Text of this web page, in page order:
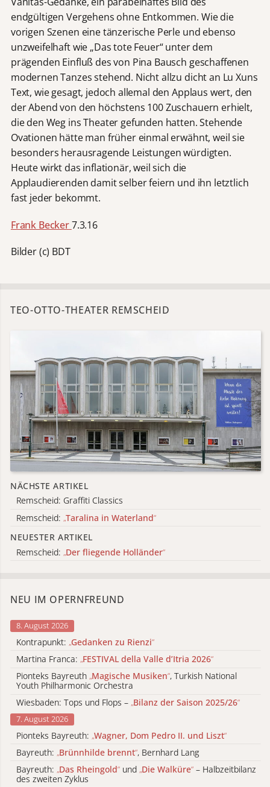
endgültigen Vergehens ohne Entkommen. Wie die
vorigen Szenen eine tänzerische Perle und ebenso
unzweifelhaft wie „Das tote Feuer“ unter dem
prägenden Einfluß des von Pina Bausch geschaffenen
modernen Tanzes stehend. Nicht allzu dicht an Lu Xuns
Text, wie gesagt, jedoch allemal den Applaus wert, den
der Abend von den höchstens 100 Zuschauern erhielt,
die den Weg ins Theater gefunden hatten. Stehende
Ovationen hätte man früher einmal erwähnt, weil sie
besonders herausragende Leistungen würdigten.
Heute wirkt das inflationär, weil sich die
Applaudierenden damit selber feiern und ihn letztlich
fast jeder bekommt.
Frank Becker7.3.16
Bilder (c) BDT
TEO-OTTO-THEATER REMSCHEID
NÄCHSTE ARTIKEL
Remscheid: Graffiti Classics
Remscheid: „Taralina in Waterland“
NEUESTER ARTIKEL
Remscheid: „Der fliegende Holländer“
NEU IM OPERNFREUND
8. August 2026
Kontrapunkt: „Gedanken zu Rienzi“
Martina Franca: „FESTIVAL della Valle d’Itria 2026“
Pionteks Bayreuth „Magische Musiken“, Turkish National
Youth Philharmonic Orchestra
Wiesbaden: Tops und Flops – „Bilanz der Saison 2025/26“
7. August 2026
Pionteks Bayreuth: „Wagner, Dom Pedro II. und Liszt“
Bayreuth: „Brünnhilde brennt“, Bernhard Lang
Bayreuth: „Das Rheingold“ und „Die Walküre“ – Halbzeitbilanz
des zweiten Zyklus